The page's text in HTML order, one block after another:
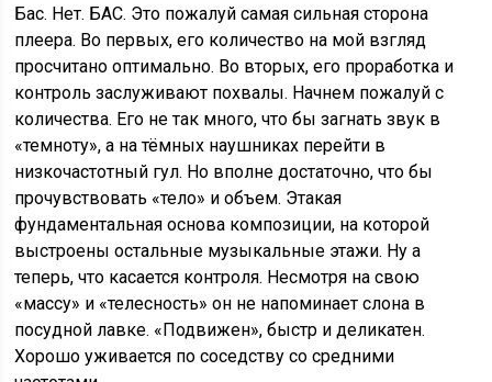
Бас. Нет. БАС. Это пожалуй самая сильная сторона
плеера. Во первых, его количество на мой взгляд
просчитано оптимально. Во вторых, его проработка и
контроль заслуживают похвалы. Начнем пожалуй с
количества. Его не так много, что бы загнать звук в
«темноту», а на тёмных наушниках перейти в
низкочастотный гул. Но вполне достаточно, что бы
прочувствовать «тело» и объем. Этакая
фундаментальная основа композиции, на которой
выстроены остальные музыкальные этажи. Ну а
теперь, что касается контроля. Несмотря на свою
«массу» и «телесность» он не напоминает слона в
посудной лавке. «Подвижен», быстр и деликатен.
Хорошо уживается по соседству со средними